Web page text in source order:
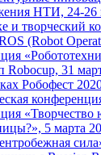
НТИ, 24-26
и творческий
(Robot
Robocup, 31
Робофест
5 марта